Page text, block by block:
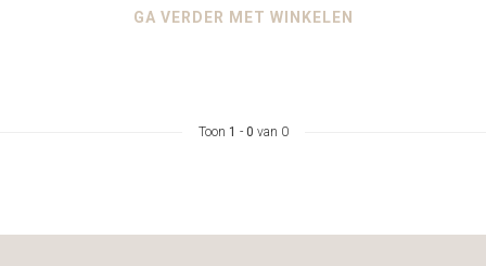
GA VERDER MET WINKELEN
Toon 1 - 0 van 0